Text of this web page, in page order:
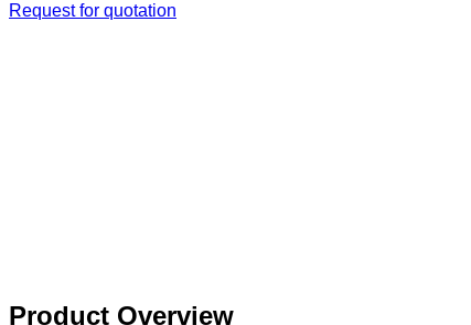
Request for quotation
Product Overview